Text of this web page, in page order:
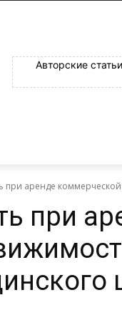
Авторские
при аренде
при